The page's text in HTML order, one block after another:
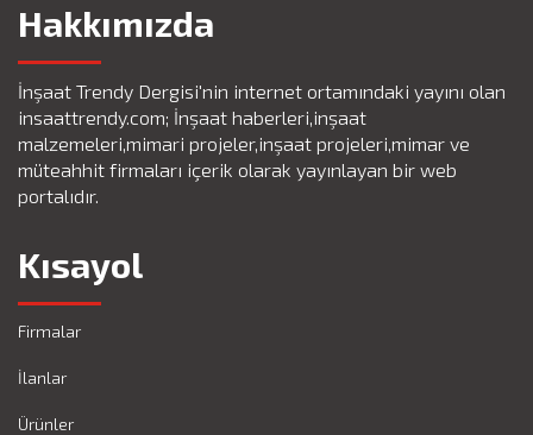
Hakkımızda
İnşaat Trendy Dergisi'nin internet ortamındaki yayını olan
insaattrendy.com; İnşaat haberleri,inşaat
malzemeleri,mimari projeler,inşaat projeleri,mimar ve
müteahhit firmaları içerik olarak yayınlayan bir web
portalıdır.
Kısayol
Firmalar
İlanlar
Ürünler